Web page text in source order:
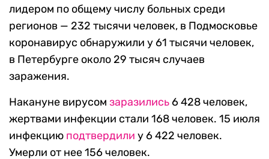
лидером по общему числу больных среди
регионов — 232 тысячи человек, в Подмосковье
коронавирус обнаружили у 61 тысячи человек,
в Петербурге около 29 тысяч случаев
заражения.
Накануне вирусом заразились 6 428 человек,
жертвами инфекции стали 168 человек. 15 июля
инфекцию подтвердили у 6 422 человек.
Умерли от нее 156 человек.